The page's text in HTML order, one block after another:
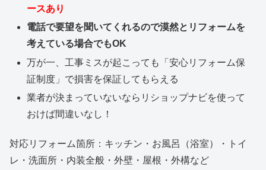
ースあり
電話で要望を聞いてくれるので漠然とリフォームを
考えている場合でもOK
万が一、工事ミスが起こっても「安心リフォーム保
証制度」で損害を保証してもらえる
業者が決まっていないならリショップナビを使って
おけば間違いなし！
対応リフォーム箇所：キッチン・お風呂（浴室）・トイ
レ・洗面所・内装全般・外壁・屋根・外構など